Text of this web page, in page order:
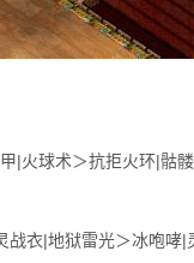
|火球术＞抗拒火环|骷
战衣|地狱雷光＞冰咆哮|